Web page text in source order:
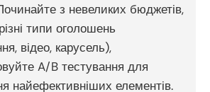
з невеликих бюджетів,
типи оголошень
відео, карусель),
A/B тестування для
найефективніших елементів.